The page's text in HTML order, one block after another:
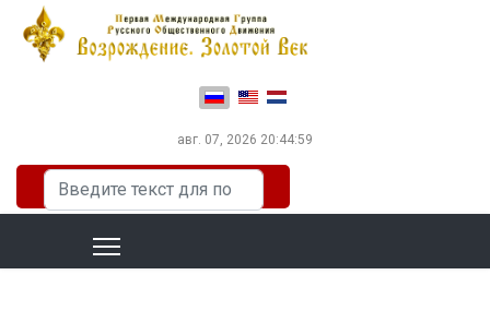
Выберите язык
авг. 07, 2026 20:45:00
Искать...